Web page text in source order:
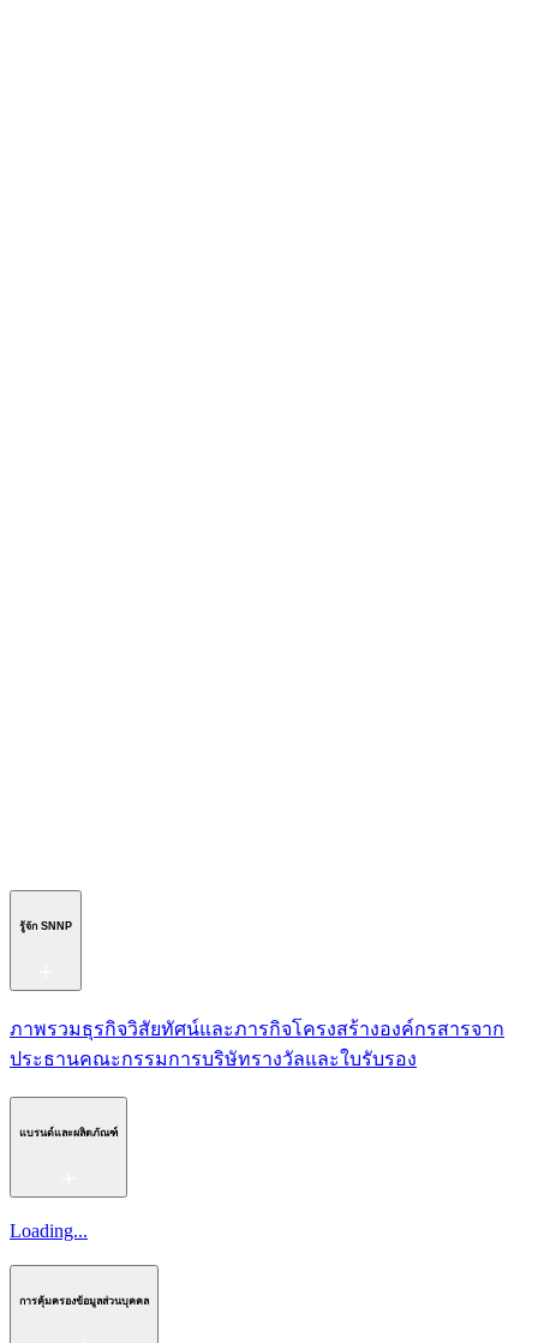
รู้จัก SNNP
ภาพรวมธุรกิจวิสัยทัศน์และภารกิจโครงสร้างองค์กรสารจาก
ประธานคณะกรรมการบริษัทรางวัลและใบรับรอง
แบรนด์และผลิตภัณฑ์
Loading...
การคุ้มครองข้อมูลส่วนบุคคล